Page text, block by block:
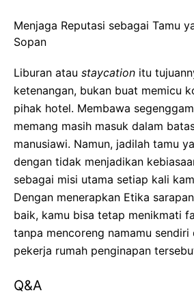
Menjaga Reputasi sebagai Tamu
Sopan
Liburan atau staycation itu
ketenangan, bukan buat memicu
pihak hotel. Membawa
memang masih masuk dalam
manusiawi. Namun, jadilah tamu
dengan tidak menjadikan
sebagai misi utama setiap kali
Dengan menerapkan Etika
baik, kamu bisa tetap menikmati
tanpa mencoreng namamu sendiri
pekerja rumah penginapan
Q&A